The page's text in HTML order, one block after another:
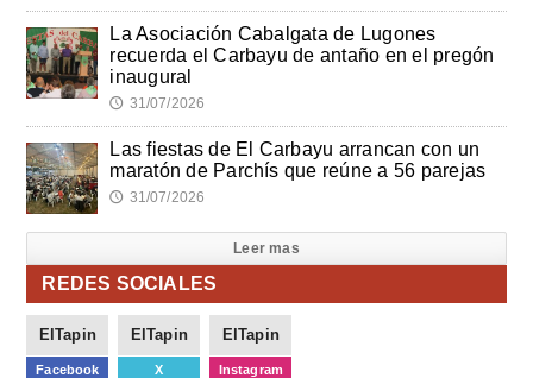
La Asociación Cabalgata de Lugones
recuerda el Carbayu de antaño en el pregón
inaugural
🕔 31/07/2026
Las fiestas de El Carbayu arrancan con un
maratón de Parchís que reúne a 56 parejas
🕔 31/07/2026
Leer mas
REDES SOCIALES
ElTapin
Facebook
ElTapin
X
ElTapin
Instagram